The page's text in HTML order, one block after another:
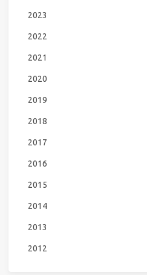
2023
2022
2021
2020
2019
2018
2017
2016
2015
2014
2013
2012